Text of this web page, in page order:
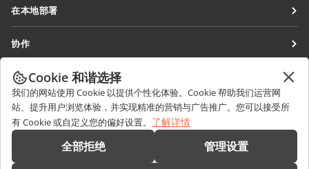
在本地部署
协作空间
工作区
连接器
桌面应用程序
移动应用程序
协作
针对翻译人员
针对博主
职位空缺
获取最新资讯
博客
获取帮助
论坛
销售相关问题
sales@onlyoffice.com
Cookie 和谐选择
我们的网站使用 Cookie 以提供个性化体验。Cookie 帮助我们运营网
站、提升用户浏览体验，并实现精准的营销与广告推广。您可以接受所
有 Cookie 或自定义您的偏好设置。 了解详情
全部拒绝 管理设置